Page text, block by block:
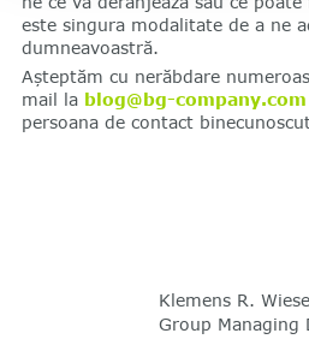
este singura modalitate de a ne
dumneavoastră.
Așteptăm cu nerăbdare
mail la blog@bg-company.com
persoana de contact
Klemens R. Wiese
Group Managing